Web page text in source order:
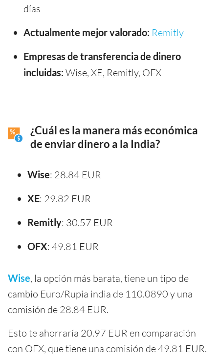
días
Actualmente mejor valorado: Remitly
Empresas de transferencia de dinero
incluidas: Wise, XE, Remitly, OFX
¿Cuál es la manera más económica
de enviar dinero a la India?
Wise: 28.84 EUR
XE: 29.82 EUR
Remitly: 30.57 EUR
OFX: 49.81 EUR
Wise, la opción más barata, tiene un tipo de
cambio Euro/Rupia india de 110.0890 y una
comisión de 28.84 EUR.
Esto te ahorraría 20.97 EUR en comparación
con OFX, que tiene una comisión de 49.81 EUR.